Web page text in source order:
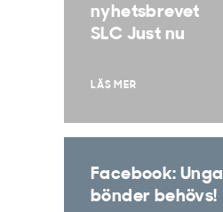
nyhetsbrevet
SLC Just nu
LÄS MER
Facebook: Unga
bönder behövs!